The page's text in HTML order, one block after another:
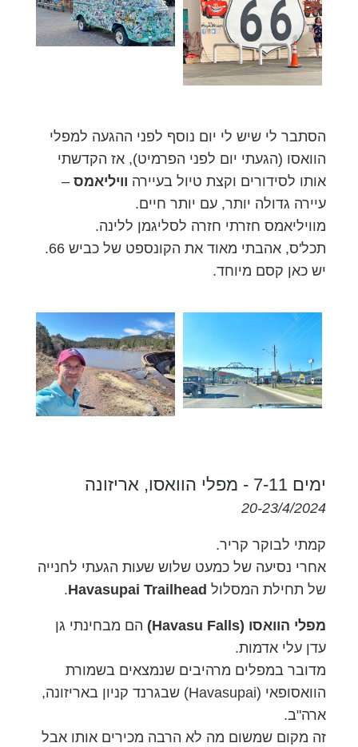
הסתבר לי שיש לי יום נוסף לפני ההגעה למפלי
הוואסו (הגעתי יום לפני הפרמיט), אז הקדשתי
אותו לסידורים וקצת טיול בעיירה וויליאמס –
עיירה גדולה יותר, עם יותר חיים.
מוויליאמס חזרתי חזרה לסליגמן ללינה.
תכל'ס, אהבתי מאוד את הקונספט של כביש 66.
יש כאן קסם מיוחד.
ימים 7-11 - מפלי הוואסו, אריזונה
20-23/4/2024
קמתי לבוקר קריר.
אחרי נסיעה של כמעט שלוש שעות הגעתי לחנייה
של תחילת המסלול
.
מפלי הוואסו (Havasu Falls)
הם מבחינתי גן
עדן עלי אדמות.
מדובר במפלים מרהיבים שנמצאים בשמורת
הוואסופאי (Havasupai) שבגרנד קניון באריזונה,
ארה"ב.
זה מקום שמשום מה לא הרבה מכירים אותו אבל